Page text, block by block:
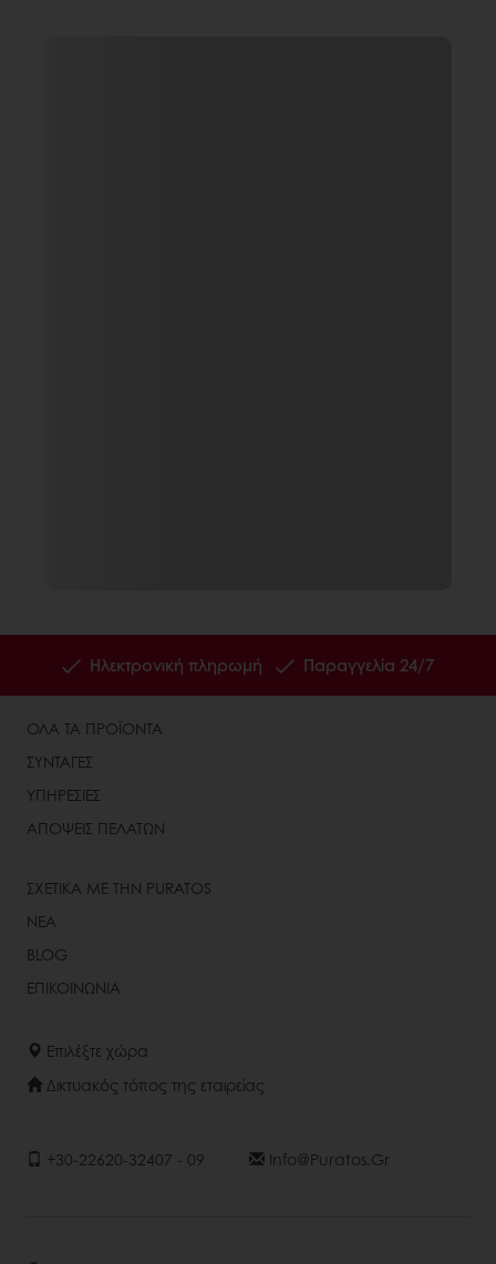
Ηλεκτρονική πληρωμή Παραγγελία 24/7
ΟΛΑ ΤΑ ΠΡΟΪΟΝΤΑ
ΣΥΝΤΑΓΕΣ
ΥΠΗΡΕΣΙΕΣ
ΑΠΟΨΕΙΣ ΠΕΛΑΤΩΝ
ΣΧΕΤΙΚΑ ΜΕ ΤΗΝ PURATOS
ΝΕΑ
BLOG
ΕΠΙΚΟΙΝΩΝΙΑ
Επιλέξτε χώρα
Δικτυακός τόπος της εταιρείας
+30-22620-32407 - 09 Info@puratos.gr